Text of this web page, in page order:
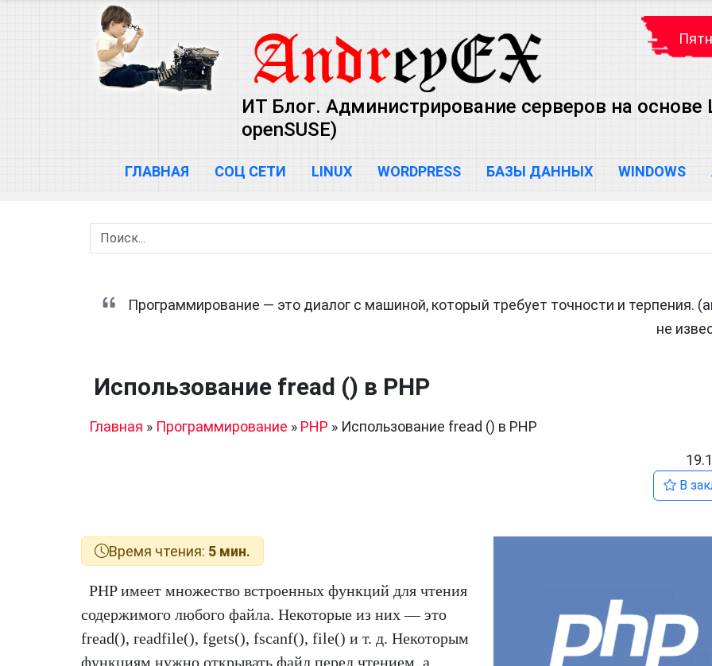
ИТ Блог. Администрирование серверов на основе
openSUSE)
ГЛАВНАЯ СОЦ СЕТИ LINUX WORDPRESS БАЗЫ ДАННЫХ WINDOWS
Программирование — это диалог с машиной, который требует точности и терпения.
не
Использование fread () в PHP
Главная » Программирование » PHP » Использование fread () в PHP
В
Время чтения: 5 мин.
PHP имеет множество встроенных функций для чтения
содержимого любого файла. Некоторые из них — это
fread(), readfile(), fgets(), fscanf(), file() и т. д. Некоторым
функциям нужно открывать файл перед чтением, а